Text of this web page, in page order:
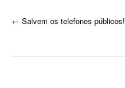
P
← Salvem os telefones públicos!